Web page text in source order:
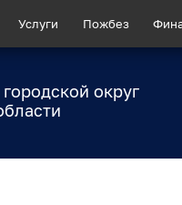
Услуги Пожбез
округ